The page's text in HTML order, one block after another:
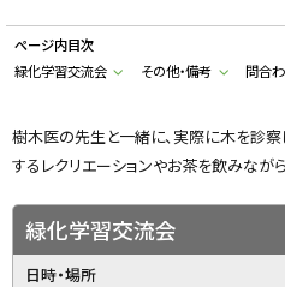
k
a
F
k
g
a
ページ内目次
緑化学習交流会
その他・備考 問合
樹木医の先生と一緒に、実際に木を診
するレクリエーションやお茶を飲みながら
緑化学習交流会
日時・場所